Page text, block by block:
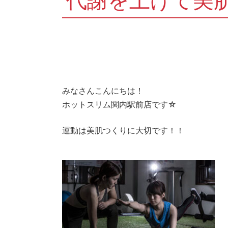
みなさんこんにちは！
ホットスリム関内駅前店です☆
運動は美肌つくりに大切です！！